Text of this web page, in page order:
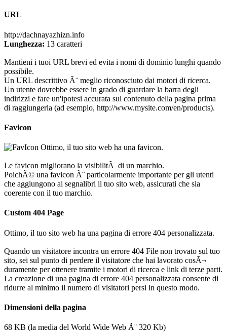
URL
http://dachnayazhizn.info
Lunghezza: 13 caratteri
Mantieni i tuoi URL brevi ed evita i nomi di dominio lunghi quando
possibile.
Un URL descrittivo Ã¨ meglio riconosciuto dai motori di ricerca.
Un utente dovrebbe essere in grado di guardare la barra degli
indirizzi e fare un'ipotesi accurata sul contenuto della pagina prima
di raggiungerla (ad esempio, http://www.mysite.com/en/products).
Favicon
Ottimo, il tuo sito web ha una favicon.
Le favicon migliorano la visibilitÃ di un marchio.
PoichÃ© una favicon Ã¨ particolarmente importante per gli utenti
che aggiungono ai segnalibri il tuo sito web, assicurati che sia
coerente con il tuo marchio.
Custom 404 Page
Ottimo, il tuo sito web ha una pagina di errore 404 personalizzata.
Quando un visitatore incontra un errore 404 File non trovato sul tuo
sito, sei sul punto di perdere il visitatore che hai lavorato cosÃ¬
duramente per ottenere tramite i motori di ricerca e link di terze parti.
La creazione di una pagina di errore 404 personalizzata consente di
ridurre al minimo il numero di visitatori persi in questo modo.
Dimensioni della pagina
68 KB (la media del World Wide Web Ã¨ 320 Kb)